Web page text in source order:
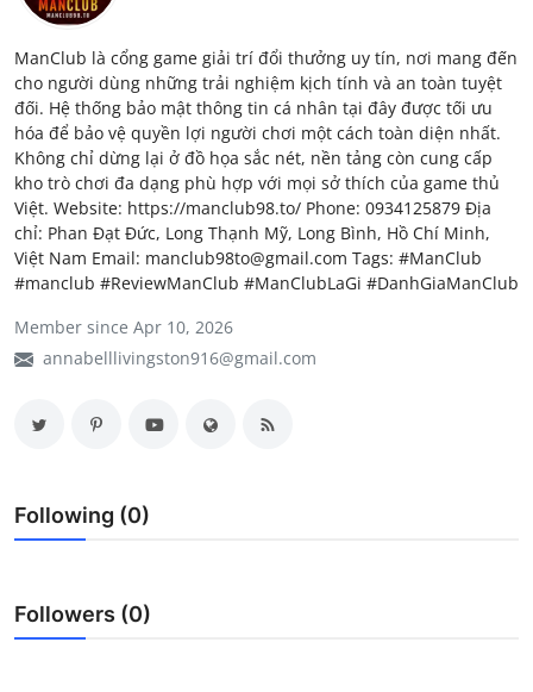
Research
Science Hangouts
My Lab
My Company
School Science
Disease Science
Jobs
ManClub là cổng game giải trí đổi thưởng uy tín, nơi mang đến
cho người dùng những trải nghiệm kịch tính và an toàn tuyệt
đối. Hệ thống bảo mật thông tin cá nhân tại đây được tối ưu
hóa để bảo vệ quyền lợi người chơi một cách toàn diện nhất.
Không chỉ dừng lại ở đồ họa sắc nét, nền tảng còn cung cấp
kho trò chơi đa dạng phù hợp với mọi sở thích của game thủ
Việt. Website: https://manclub98.to/ Phone: 0934125879 Địa
chỉ: Phan Đạt Đức, Long Thạnh Mỹ, Long Bình, Hồ Chí Minh,
Việt Nam Email: manclub98to@gmail.com Tags: #ManClub
#manclub #ReviewManClub #ManClubLaGi #DanhGiaManClub
Member since Apr 10, 2026
annabelllivingston916@gmail.com
Following (0)
Followers (0)